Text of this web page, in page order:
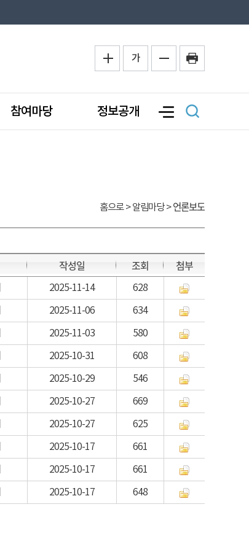
가
참여마당 정보공개
홈으로> 알림마당 >언론보도
작성일 조회 첨부
2025-11-14 628
2025-11-06 634
2025-11-03 580
2025-10-31 608
2025-10-29 546
2025-10-27 669
2025-10-27 625
2025-10-17 661
2025-10-17 661
2025-10-17 648